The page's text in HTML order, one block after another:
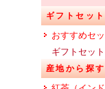
ギフトセット
おすすめセッ
ギフトセット
産地から探す